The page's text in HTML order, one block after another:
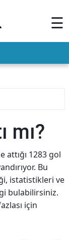
☰
mı?
attığı 1283 gol
Bu
istatistikleri ve
bulabilirsiniz.
için